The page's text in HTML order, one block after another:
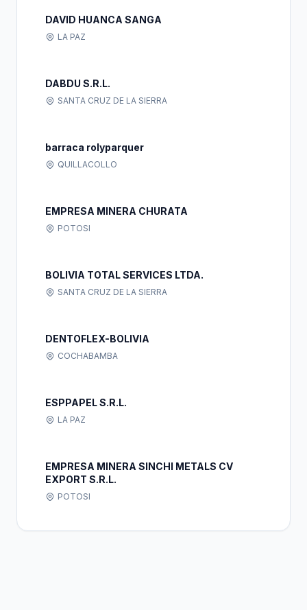
DAVID HUANCA SANGA
LA PAZ
DABDU S.R.L.
SANTA CRUZ DE LA SIERRA
barraca rolyparquer
QUILLACOLLO
EMPRESA MINERA CHURATA
POTOSI
BOLIVIA TOTAL SERVICES LTDA.
SANTA CRUZ DE LA SIERRA
DENTOFLEX-BOLIVIA
COCHABAMBA
ESPPAPEL S.R.L.
LA PAZ
EMPRESA MINERA SINCHI METALS CV
EXPORT S.R.L.
POTOSI